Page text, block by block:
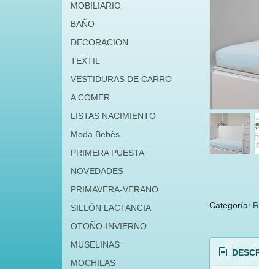
MOBILIARIO
BAÑO
DECORACION
TEXTIL
VESTIDURAS DE CARRO
A COMER
LISTAS NACIMIENTO
Moda Bebès
PRIMERA PUESTA
NOVEDADES
PRIMAVERA-VERANO
SILLÒN LACTANCIA
OTOÑO-INVIERNO
MUSELINAS
MOCHILAS
Categoría: